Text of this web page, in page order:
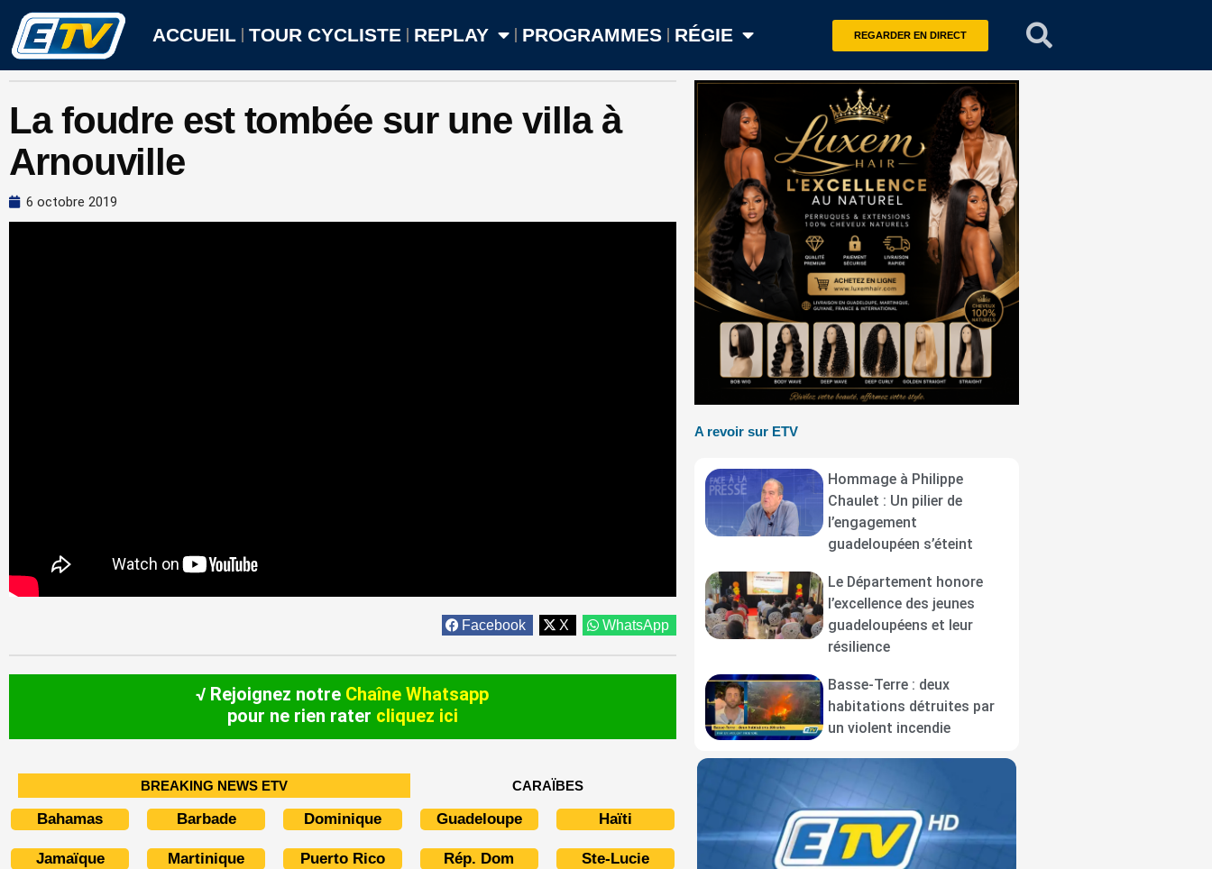
Aller
contenu
ACCUEIL TOUR CYCLISTE REPLAY PROGRAMMES RÉGIE REGARDER EN DIRECT
La foudre est tombée sur une villa à
Arnouville
6 octobre 2019
Facebook X WhatsApp
√ Rejoignez notre Chaîne Whatsapp
pour ne rien rater cliquez ici
BREAKING NEWS ETV CARAÏBES
Bahamas Barbade Dominique Guadeloupe Haïti
Jamaïque Martinique Puerto Rico Rép. Dom Ste-Lucie
A revoir sur ETV
Hommage à Philippe
Chaulet : Un pilier de
l’engagement
guadeloupéen s’éteint
Le Département honore
l’excellence des jeunes
guadeloupéens et leur
résilience
Basse-Terre : deux
habitations détruites par
un violent incendie